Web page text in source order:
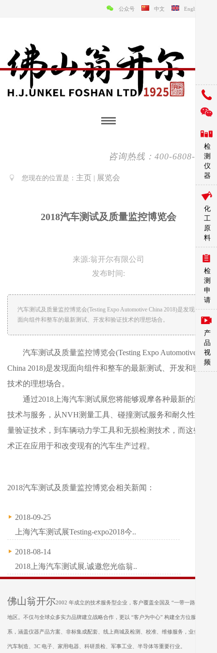
公众号 中文 English
咨询热线：400-6808-138
您现在的位置是： 主页 展览会
2018汽车测试及质量监控博览会
来源:翁开尔有限公司
发布时间:
汽车测试及质量监控博览会(Testing Expo Automotive China 2018)是发现
面向组件和整车的最新测试、开发和验证技术的理想场合。
汽车测试及质量监控博览会(Testing Expo Automotive
China 2018)是发现面向组件和整车的最新测试、开发和验证
技术的理想场合。
通过2018上海汽车测试展您将能够观摩各种最新的测试
技术与服务，从NVH测量工具、碰撞测试服务和耐久性/质
量验证技术，到车辆动力学工具和无损检测技术，而这些技
术正在应用于和改变现有的汽车生产过程。
2018汽车测试及质量监控博览会相关新闻：
2018-09-25
上海汽车测试展Testing-expo2018今..
2018-08-14
2018上海汽车测试展,诚邀您光临翁..
佛山翁开尔2002 年成立的技术服务型企业，客户覆盖全国及 “一带一路” 沿线
地区。不仅与全球众多实力品牌建立战略合作，更以 “客户为中心” 构建全方位服务体
系，涵盖仪器产品方案、非标集成配套、线上商城及检测、校准、维修服务，业务遍及
汽车制造、3C 电子、家用电器、科研质检、军事工业、半导体等重要行业。
检
测
仪
器
化
工
原
料
检
测
申
请
产
品
视
频